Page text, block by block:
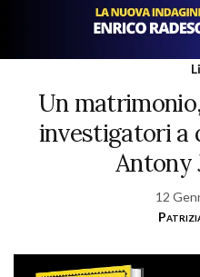
Un
investigatori a
Antony
12